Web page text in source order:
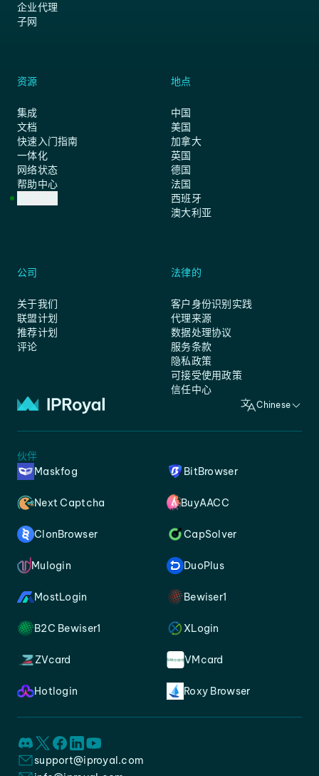
企业代理
子网
资源
集成
文档
快速入门指南
一体化
网络状态
帮助中心
地点
中国
美国
加拿大
英国
德国
法国
西班牙
澳大利亚
公司
关于我们
联盟计划
推荐计划
评论
法律的
客户身份识别实践
代理来源
数据处理协议
服务条款
隐私政策
可接受使用政策
信任中心
Chinese
伙伴
Maskfog
BitBrowser
Next Captcha BuyAACC
ClonBrowser CapSolver
Mulogin DuoPlus
MostLogin Bewiser1
B2C Bewiser1 XLogin
ZVcard VMcard
Hotlogin Roxy Browser
support@iproyal.com